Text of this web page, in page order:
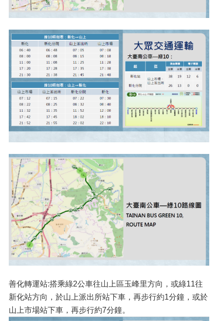
善化轉運站:搭乘綠2公車往山上區玉峰里方向，或綠11往
新化站方向，於山上派出所站下車，再步行約1分鐘，或於
山上市場站下車，再步行約7分鐘。